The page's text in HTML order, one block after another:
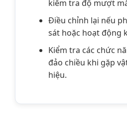
kiểm tra độ mượt
Điều chỉnh lại nếu
sát hoặc hoạt động
Kiểm tra các chức
đảo chiều khi gặp
hiệu.